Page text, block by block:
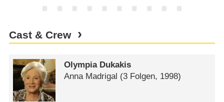
Cast & Crew
Olympia Dukakis
Anna Madrigal (3 Folgen, 1998)